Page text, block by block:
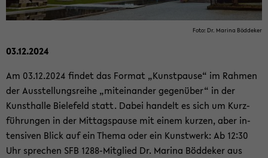
Foto: Dr. Ma­ri­na Böd­de­ker
03.12.2024
Am 03.12.2024 fin­det das For­mat „Kunst­pau­se“ im Rah­men
der Aus­stel­lungs­rei­he „mit­ein­an­der ge­gen­über“ in der
Kunst­hal­le Bie­le­feld statt. Dabei han­delt es sich um Kurz­
füh­run­gen in der Mit­tags­pau­se mit einem kur­zen, aber in­
ten­si­ven Blick auf ein Thema oder ein Kunst­werk: Ab 12:30
Uhr spre­chen SFB 1288-​Mitglied Dr. Ma­ri­na Böd­de­ker aus